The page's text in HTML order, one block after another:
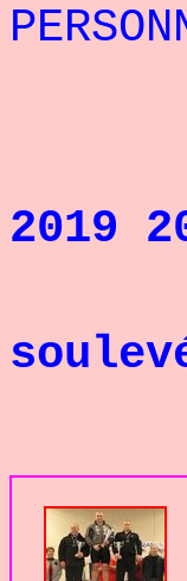
2019
1°